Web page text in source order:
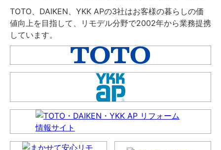
TOTO、DAIKEN、YKK APの3社はお客様の暮らしの価
値向上を目指して、リモデル分野で2002年から業務提携
しています。